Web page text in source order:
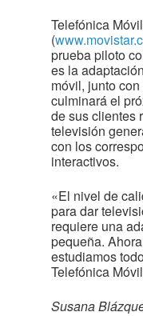
Telefónica
(
prueba piloto
es la
móvil, junto
culminará el
de sus clientes
televisión
con los
interactivos.
«El nivel de
para dar
requiere una
pequeña.
estudiamos
Telefónica
Susana